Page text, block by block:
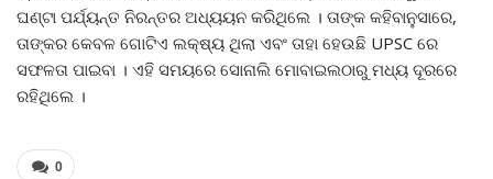
ଘଣ୍ଟା ପର୍ଯ୍ୟନ୍ତ ନିରନ୍ତର ଅଧ୍ୟୟନ କରିଥିଲେ । ତାଙ୍କ କହିବାନୁସାରେ,
ତାଙ୍କର କେବଳ ଗୋଟିଏ ଲକ୍ଷ୍ୟ ଥିଲା ଏବଂ ତାହା ହେଉଛି UPSC ରେ
ସଫଳତା ପାଇବା । ଏହି ସମୟରେ ସୋନାଲି ମୋବାଇଲଠାରୁ ମଧ୍ୟ ଦୂରରେ
ରହିଥିଲେ ।
0